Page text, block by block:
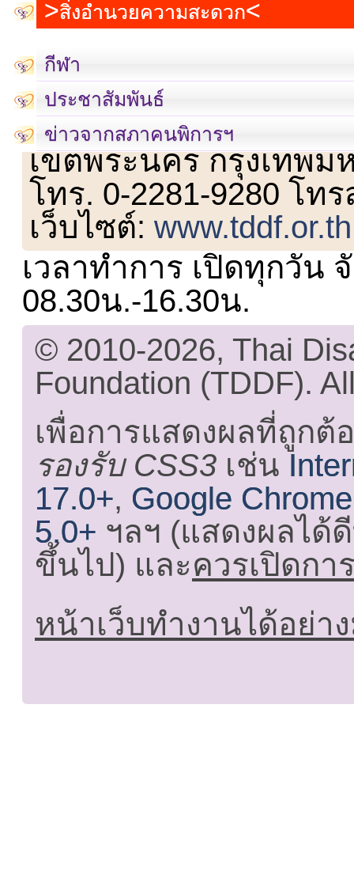
สิ่งอำนวยความสะดวก
กีฬา
ประชาสัมพันธ์
ข่าวจากสภาคนพิการฯ
เลขที่ 23 ชั้น 2 ถนนวิ
เขตพระนคร กรุงเทพม
โทร. 0-2281-9280 โท
เว็บไซต์:www.tddf.or.th
เวลาทำการ เปิดทุกวัน
08.30น.-16.30น.
© 2010-2026, Thai
Foundation (TDDF).
เพื่อการแสดงผลที่ถูกต้
รองรับ CSS3 เช่น
17.0+, Google
5.0+ ฯลฯ (แสดงผลได้
ขึ้นไป) และควรเปิดกา
หน้าเว็บทำงานได้อย่า